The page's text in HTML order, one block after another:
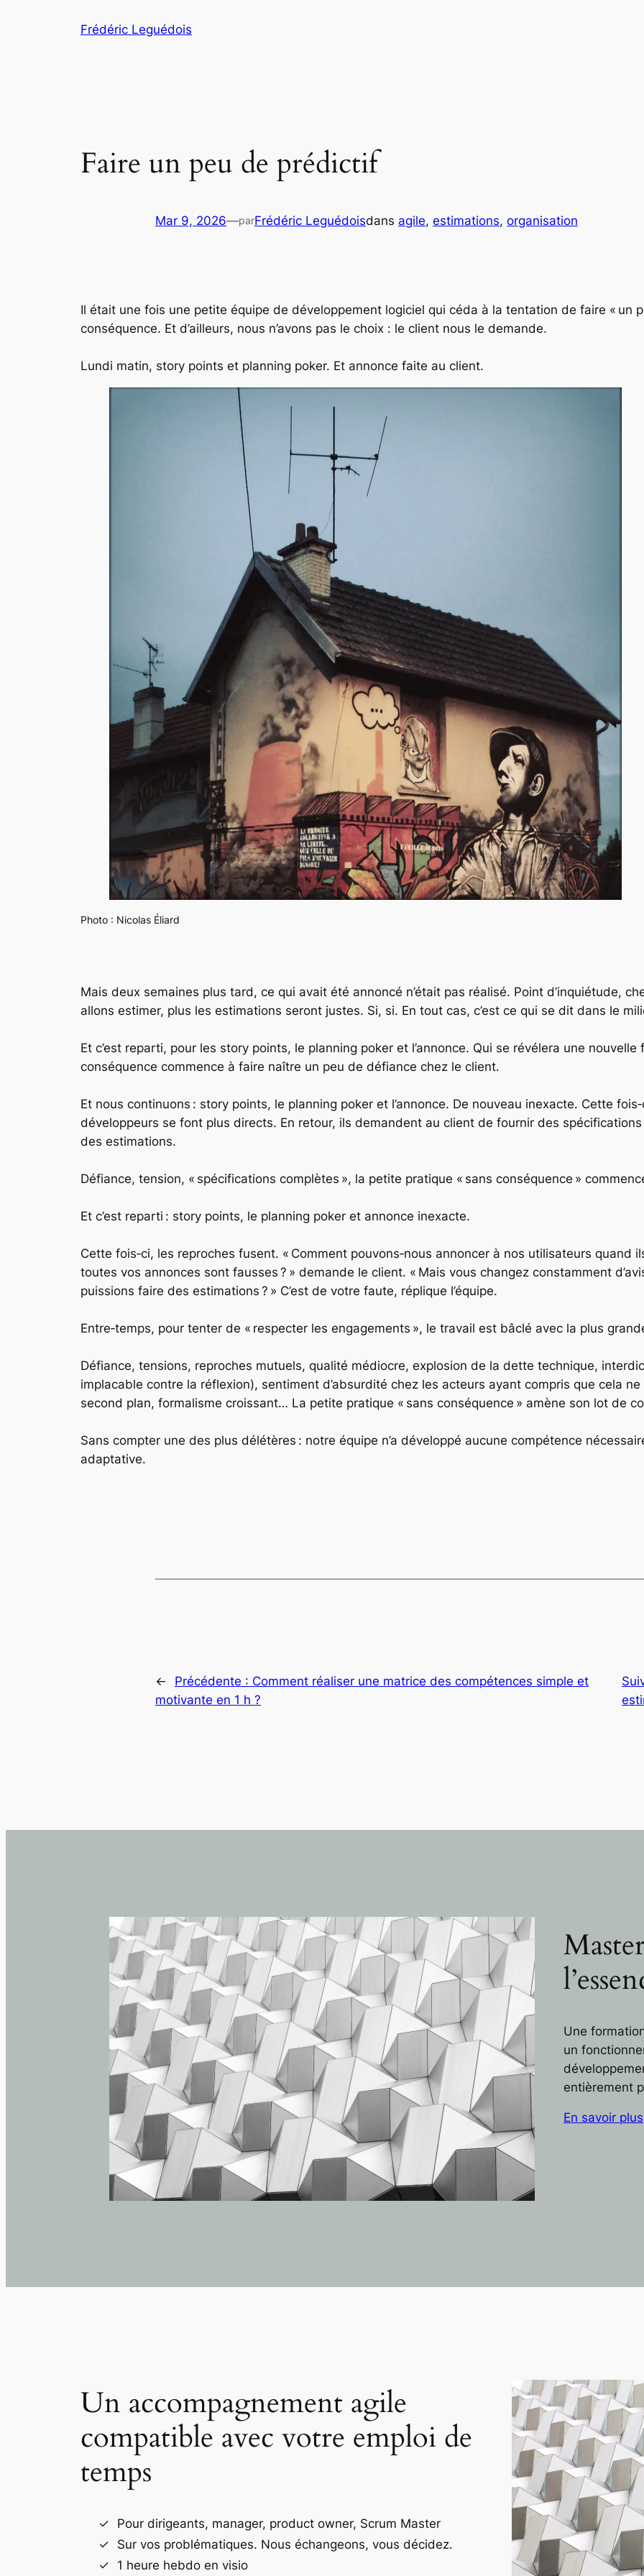
Frédéric Leguédois
Faire un peu de prédictif
Mar 9, 2026—parFrédéric Leguédoisdans agile, estimations, organisation
Il était une fois une petite équipe de développement logiciel qui céda à la tentation de faire « un
conséquence. Et d’ailleurs, nous n’avons pas le choix : le client nous le demande.
Lundi matin, story points et planning poker. Et annonce faite au client.
Photo : Nicolas Éliard
Mais deux semaines plus tard, ce qui avait été annoncé n’était pas réalisé. Point d’inquiétude,
allons estimer, plus les estimations seront justes. Si, si. En tout cas, c’est ce qui se dit dans le
Et c’est reparti, pour les story points, le planning poker et l’annonce. Qui se révélera une
conséquence commence à faire naître un peu de défiance chez le client.
Et nous continuons : story points, le planning poker et l’annonce. De nouveau inexacte. Cette
développeurs se font plus directs. En retour, ils demandent au client de fournir des
des estimations.
Défiance, tension, « spécifications complètes », la petite pratique « sans conséquence »
Et c’est reparti : story points, le planning poker et annonce inexacte.
Cette fois‑ci, les reproches fusent. « Comment pouvons‑nous annoncer à nos utilisateurs quand
toutes vos annonces sont fausses ? » demande le client. « Mais vous changez constamment
puissions faire des estimations ? » C’est de votre faute, réplique l’équipe.
Entre‑temps, pour tenter de « respecter les engagements », le travail est bâclé avec la plus
Défiance, tensions, reproches mutuels, qualité médiocre, explosion de la dette technique,
implacable contre la réflexion), sentiment d’absurdité chez les acteurs ayant compris que cela
second plan, formalisme croissant… La petite pratique « sans conséquence » amène son lot de
Sans compter une des plus délétères : notre équipe n’a développé aucune compétence
adaptative.
← Précédente : Comment réaliser une matrice des compétences simple et
motivante en 1 h ?
Une
un
entièrement
En savoir plus
Un accompagnement agile
compatible avec votre emploi de
temps
Pour dirigeants, manager, product owner, Scrum Master
Sur vos problématiques. Nous échangeons, vous décidez.
1 heure hebdo en visio